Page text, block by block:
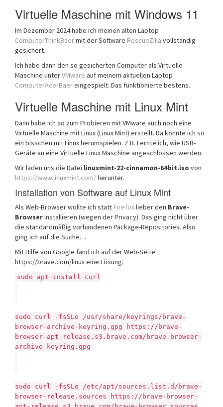
Virtuelle Maschine mit Windows 11
Im Dezember 2024 habe ich meinen alten Laptop
ComputerThinkBaermit der Software RescueZilla vollständig
gesichert.
Ich habe dann den so gesicherten Computer als Virtuelle
Maschine unterVMware auf meinem aktuellen Laptop
ComputerAcerBaereingespielt. Das funktionierte bestens.
Virtuelle Maschine mit Linux Mint
Dann habe ich so zum Probieren mit VMware auch noch eine
Virtuelle Maschine mit Linux (Linux Mint) erstellt. Da konnte ich so
ein bisschen mit Linux herumspielen. Z.B. Lernte ich, wie USB-
Geräte an eine Virtuelle Linux Maschine angeschlossen werden.
Wir laden uns die Datei linuxmint-22-cinnamon-64bit.iso von
https://www.linuxmint.com/herunter.
Installation von Software auf Linux Mint
Als Web-Browser wollte ich statt Firefoxlieber den Brave-
Browserinstallieren (wegen der Privacy). Das ging nicht über
die standardmäßig vorhandenen Package-Repositories. Also
ging ich auf die Suche…
Mit Hilfe von Google fand ich auf der Web-Seite
https://brave.com/linux eine Lösung:
sudo apt install curl
sudo curl -fsSLo /usr/share/keyrings/brave-
browser-archive-keyring.gpg https://brave-
browser-apt-release.s3.brave.com/brave-browser-
archive-keyring.gpg
sudo curl -fsSLo /etc/apt/sources.list.d/brave-
browser-release.sources https://brave-browser-